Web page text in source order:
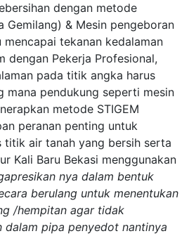
dengan metode
Gemilang) & Mesin pengeboran
tekanan kedalaman
dengan Pekerja Profesional,
pada titik angka harus
mana pendukung seperti mesin
metode STIGEM
peranan penting untuk
titik air tanah yang bersih serta
Kali Baru Bekasi menggunakan
nya dalam bentuk
berulang untuk menentukan
/hempitan agar tidak
dalam pipa penyedot nantinya